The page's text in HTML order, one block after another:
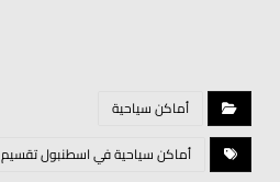
أماكن سياحية
أماكن سياحية في اسطنبول تقسيم